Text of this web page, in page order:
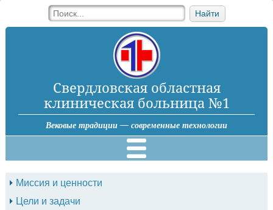
Найти
Свердловская областная
клиническая больница №1
Вековые традиции — современные технологии
Миссия и ценности
Цели и задачи